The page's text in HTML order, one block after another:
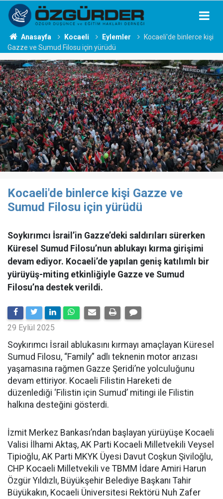
Anasayfa Kocaeli Eylemler
Kocaeli'de binlerce kişi
Gazze ve Sumud Filosu için yürüdü
Kocaeli'de binlerce kişi Gazze ve
Sumud Filosu için yürüdü
Soykırımcı İsrail’in Gazze’deki saldırıları sürerken
Küresel Sumud Filosu’nun ablukayı kırma girişimi
devam ediyor. Kocaeli’de yapılan geniş katılımlı bir
yürüyüş-miting etkinliğiyle Gazze ve Sumud
Filosu’na destek verildi.
29 Eylül 2025
Soykırımcı İsrail ablukasını kırmayı amaçlayan Küresel
Sumud Filosu, “Family” adlı teknenin motor arızası
yaşamasına rağmen Gazze Şeridi’ne yolculuğunu
devam ettiriyor. Kocaeli Filistin Hareketi de
düzenlediği ‘Filistin için Sumud’ mitingi ile Filistin
halkına desteğini gösterdi.
İzmit Merkez Bankası’ndan başlayan yürüyüşe Kocaeli
Valisi İlhami Aktaş, AK Parti Kocaeli Milletvekili Veysel
Tipioğlu, AK Parti MKYK Üyesi Davut Coşkun Şiviloğlu,
CHP Kocaeli Milletvekili ve TBMM İdare Amiri Harun
Özgür Yıldızlı, Büyükşehir Belediye Başkanı Tahir
Büyükakın, Kocaeli Üniversitesi Rektörü Nuh Zafer